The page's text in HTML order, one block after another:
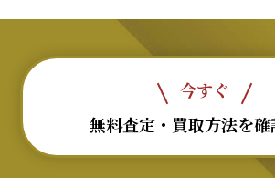
今すぐ
無料査定・買取方法を確